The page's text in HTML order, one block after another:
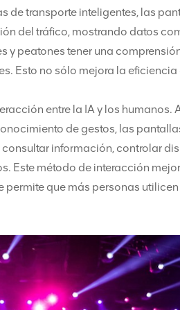
de transporte inteligentes, las
del tráfico, mostrando datos
y peatones tener una
Esto no sólo mejora la
entre la IA y los
de gestos, las
información, controlar
Este método de interacción
que más personas